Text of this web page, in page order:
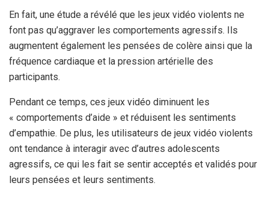
En fait, une étude a révélé que les jeux vidéo violents ne
font pas qu’aggraver les comportements agressifs. Ils
augmentent également les pensées de colère ainsi que la
fréquence cardiaque et la pression artérielle des
participants.
Pendant ce temps, ces jeux vidéo diminuent les
« comportements d’aide » et réduisent les sentiments
d’empathie. De plus, les utilisateurs de jeux vidéo violents
ont tendance à interagir avec d’autres adolescents
agressifs, ce qui les fait se sentir acceptés et validés pour
leurs pensées et leurs sentiments.